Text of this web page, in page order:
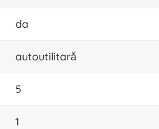
da
autoutilitară
5
1